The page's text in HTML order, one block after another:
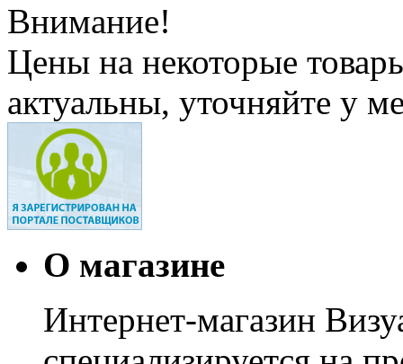
Внимание!
Цены на некоторые
актуальны, уточняйте у
О магазине
Интернет-магазин